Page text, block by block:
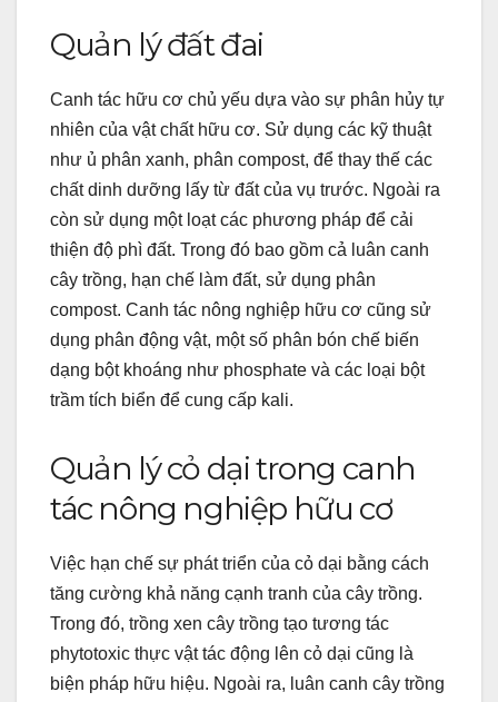
Quản lý đất đai
Canh tác hữu cơ chủ yếu dựa vào sự phân hủy tự
nhiên của vật chất hữu cơ. Sử dụng các kỹ thuật
như ủ phân xanh, phân compost, để thay thế các
chất dinh dưỡng lấy từ đất của vụ trước. Ngoài ra
còn sử dụng một loạt các phương pháp để cải
thiện độ phì đất. Trong đó bao gồm cả luân canh
cây trồng, hạn chế làm đất, sử dụng phân
compost. Canh tác nông nghiệp hữu cơ cũng sử
dụng phân động vật, một số phân bón chế biến
dạng bột khoáng như phosphate và các loại bột
trầm tích biển để cung cấp kali.
Quản lý cỏ dại trong canh
tác nông nghiệp hữu cơ
Việc hạn chế sự phát triển của cỏ dại bằng cách
tăng cường khả năng cạnh tranh của cây trồng.
Trong đó, trồng xen cây trồng tạo tương tác
phytotoxic thực vật tác động lên cỏ dại cũng là
biện pháp hữu hiệu. Ngoài ra, luân canh cây trồng